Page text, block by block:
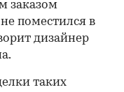
заказом
поместился в
дизайнер
таких